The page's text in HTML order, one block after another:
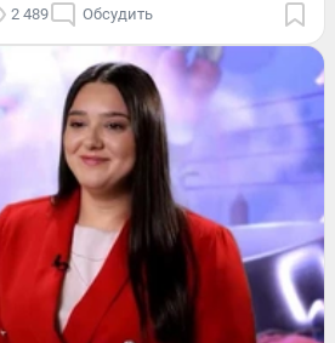
2 489 Обсудить